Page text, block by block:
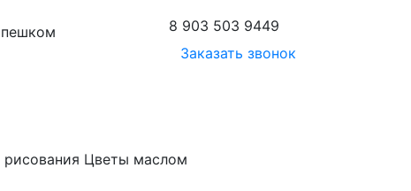
8 903 503 9449
Заказать звонок
рисования Цветы маслом